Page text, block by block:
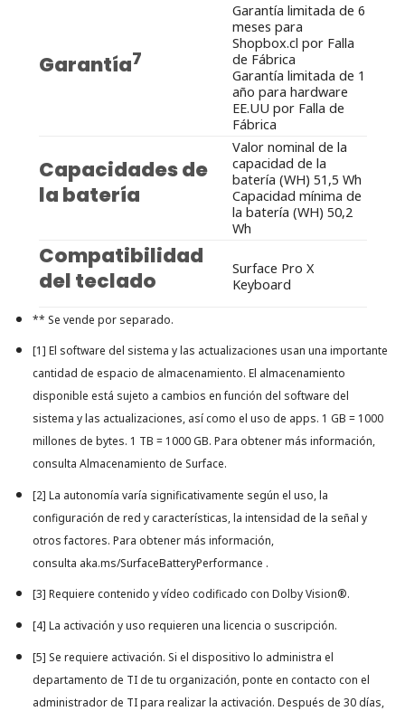
Garantía7
Garantía limitada de 6
meses para
Shopbox.cl por Falla
de Fábrica
Garantía limitada de 1
año para hardware
EE.UU por Falla de
Fábrica
Capacidades de
la batería
Valor nominal de la
capacidad de la
batería (WH) 51,5 Wh
Capacidad mínima de
la batería (WH) 50,2
Wh
Compatibilidad
del teclado
Surface Pro X
Keyboard
** Se vende por separado.
[1] El software del sistema y las actualizaciones usan una importante
cantidad de espacio de almacenamiento. El almacenamiento
disponible está sujeto a cambios en función del software del
sistema y las actualizaciones, así como el uso de apps. 1 GB = 1000
millones de bytes. 1 TB = 1000 GB. Para obtener más información,
consulta Almacenamiento de Surface.
[2] La autonomía varía significativamente según el uso, la
configuración de red y características, la intensidad de la señal y
otros factores. Para obtener más información,
consulta aka.ms/SurfaceBatteryPerformance .
[3] Requiere contenido y vídeo codificado con Dolby Vision®.
[4] La activación y uso requieren una licencia o suscripción.
[5] Se requiere activación. Si el dispositivo lo administra el
departamento de TI de tu organización, ponte en contacto con el
administrador de TI para realizar la activación. Después de 30 días,